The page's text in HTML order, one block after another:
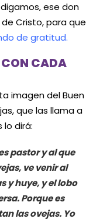
ese don
Cristo, para que
de gratitud.
CON CADA
imagen del Buen
que las llama a
lo dirá:
pastor y al que
ve venir al
y huye, y el lobo
Porque es
las ovejas. Yo